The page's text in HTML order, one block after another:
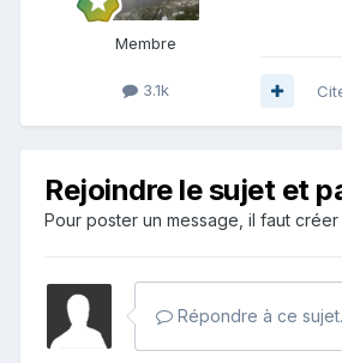
Membre
3.1k
Rejoindre le sujet et
Pour poster un message, il faut
Répondre à ce